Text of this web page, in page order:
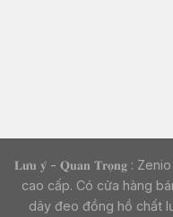
𝐋𝐮̛𝐮 𝐲́ - 𝐐𝐮𝐚𝐧 𝐓𝐫𝐨̣𝐧𝐠 :
cao cấp. Có cửa hàng
dây đeo đồng hồ chất